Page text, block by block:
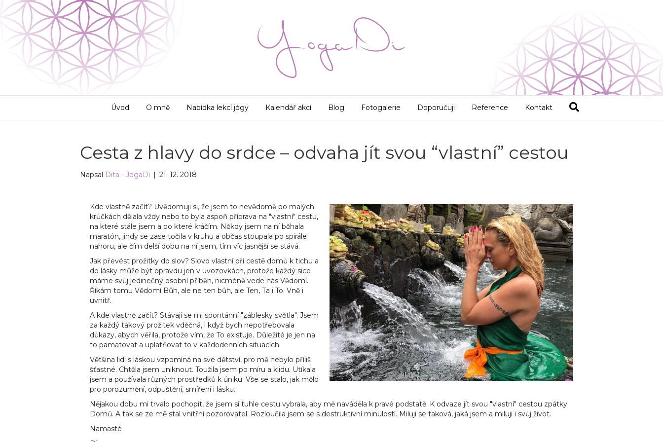
Úvod O mně Nabídka lekcí jógy Kalendář akcí Blog Fotogalerie Doporučuji Reference Kontakt
Cesta z hlavy do srdce – odvaha jít svou “vlastní” cestou
Napsal Dita - JogaDi | 21. 12. 2018
Kde vlastně začít? Uvědomuji si, že jsem to nevědomě po malých
krůčkách dělala vždy nebo to byla aspoň příprava na "vlastní" cestu,
na které stále jsem a po které kráčím. Někdy jsem na ní běhala
maratón, jindy se zase točila v kruhu a občas stoupala po spirále
nahoru, ale čím delší dobu na ní jsem, tím víc jasnější se stává.
Jak převést prožitky do slov? Slovo vlastní při cestě domů k tichu a
do lásky může být opravdu jen v uvozovkách, protože každý sice
máme svůj jedinečný osobní příběh, nicméně vede nás Vědomí.
Říkám tomu Vědomí Bůh, ale ne ten bůh, ale Ten, Ta i To. Vně i
uvnitř.
A kde vlastně začít? Stávají se mi spontánní "záblesky světla". Jsem
za každý takový prožitek vděčná, i když bych nepotřebovala
důkazy, abych věřila, protože vím, že To existuje. Důležité je jen na
to pamatovat a uplatňovat to v každodenních situacích.
Většina lidí s láskou vzpomíná na své dětství, pro mě nebylo příliš
šťastné. Chtěla jsem uniknout. Toužila jsem po míru a klidu. Utíkala
jsem a používala různých prostředků k úniku. Vše se stalo, jak mělo
pro porozumění, odpuštění, smíření i lásku.
Nějakou dobu mi trvalo pochopit, že jsem si tuhle cestu vybrala, aby mě naváděla k pravé podstatě. K odvaze jít svou "vlastní" cestou zpátky
Domů. A tak se ze mě stal vnitřní pozorovatel. Rozloučila jsem se s destruktivní minulostí. Miluji se taková, jaká jsem a miluji i svůj život.
Namasté